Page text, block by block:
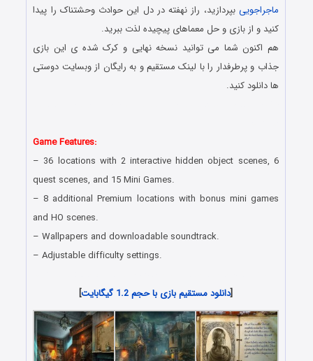
ماجراجویی بپردازید، راز نهفته در دل این حوادث وحشتناک را پیدا
کنید و از بازی و حل معماهای پیچیده لذت ببرید.
هم اکنون شما می توانید نسخه نهایی و کرک شده ی این بازی
جذاب و پرطرفدار را با لینک مستقیم و به رایگان از وبسایت دوستی
ها دانلود کنید.
Game Features:
– 36 locations with 2 interactive hidden object scenes, 6
quest scenes, and 15 Mini Games.
– 8 additional Premium locations with bonus mini games
and HO scenes.
– Wallpapers and downloadable soundtrack.
– Adjustable difficulty settings.
[دانلود مستقیم بازی با حجم 1.2 گیگابایت ]